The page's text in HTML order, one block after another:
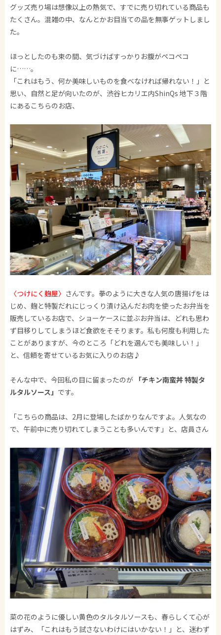
グッズ売り場は想像以上の熱気で、すでに売り切れている商品も
たくさん。混雑の中、なんとかお目当ての品を無事ゲットしまし
た。
ほっとしたのも束の間、気づけばすっかりお腹がペコペコ
に……。
「これはもう、何か美味しいものを食べなければ帰れない！」と
思い、自然と足が向いたのが、渋谷ヒカリエ内ShinQs 地下３階
にあるこちらのお店、
〈つけにく麹屋〉 さんです。拳のように大きな人気の唐揚げをは
じめ、麹と特製だれにじっくり漬け込んだお肉を使ったお弁当を
販売しているお店で、ショーケースに並ぶお弁当は、どれも思わ
ず目移りしてしまうほど食欲をそそります。私も何度も利用した
ことがありますが、今のところ「どれを選んでも美味しい！」
と、信頼を寄せているお気に入りのお店♪
そんな中で、今回私の目に留まったのが
「チキン南蛮丼 特製タ
ルタルソース」 です。
「こちらの商品は、2月に登場したばかりなんですよ。人気なの
で、午前中に売り切れてしまうことも多いんです」と、店員さん
菜の花のように優しい黄色のタルタルソースも、春らしくて心が
はずみ、「これはもう試さないわけにはいかない！」と、迷わず